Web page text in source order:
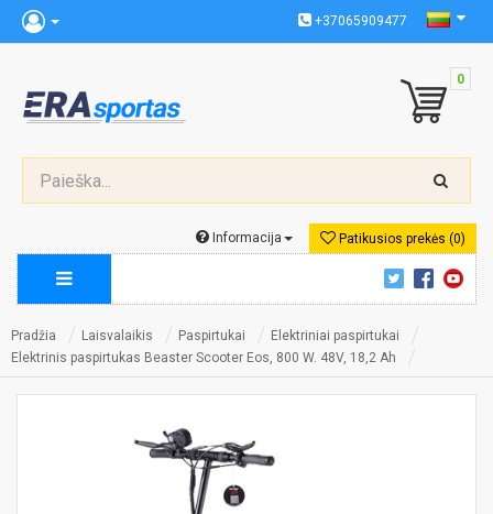
+37065909477
0
Patikusios prekės (0)
Informacija
Pradžia Laisvalaikis Paspirtukai
Elektriniai paspirtukai
Elektrinis paspirtukas Beaster Scooter Eos, 800 W. 48V, 18,2 Ah